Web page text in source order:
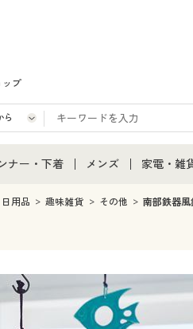
プ
て
ナー・下着
ナー・下着通販すべて
ズ下着
ュニア・ティーンズ下着
メンズ
メンズ通販すべて
メンズ下着
家電・雑
家電・雑
キッチン
用品 趣味雑貨 その他 南部鉄器風